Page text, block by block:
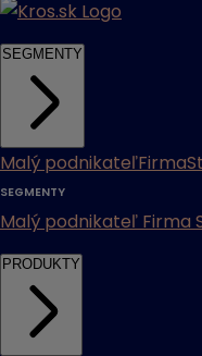
SEGMENTY
Malý podnikateľFirma
SEGMENTY
Malý podnikateľ Firma
PRODUKTY